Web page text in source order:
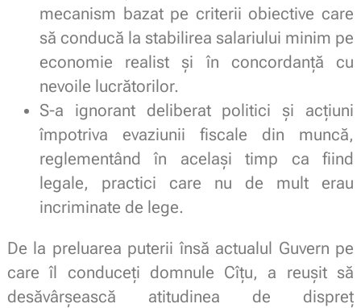
mecanism bazat pe criterii obiective care
să conducă la stabilirea salariului minim pe
economie realist și în concordanță cu
nevoile lucrătorilor.
S-a ignorant deliberat politici și acțiuni
împotriva evaziunii fiscale din muncă,
reglementând în același timp ca fiind
legale, practici care nu de mult erau
incriminate de lege.
De la preluarea puterii însă actualul Guvern pe
care îl conduceți domnule Cîțu, a reușit să
desăvârșească atitudinea de dispreț